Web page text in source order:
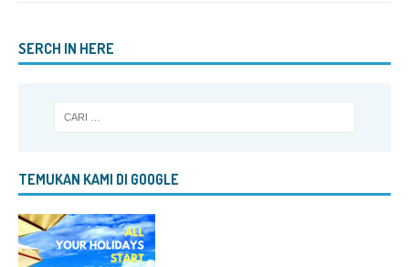
SERCH IN HERE
TEMUKAN KAMI DI GOOGLE